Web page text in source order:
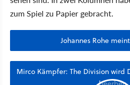
zum Spiel zu Papier gebracht.
Johannes Rohe
Mirco Kämpfer: The Division wird